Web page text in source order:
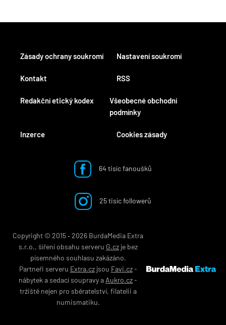
Kontakt
Redakční etický kodex
Inzerce
RSS
Všeobecné obchodní
podmínky
Cookies zásady
Zásady ochrany soukromí Nastavení soukromí
64 tisíc fanoušků
25 tisíc followerů
Copyright © 2015 ‐ 2026 BurdaMedia Extra
s.r.o., šíření obsahu serveru G.czje bez
písemného souhlasu zakázáno.
Partneři serveru Extra.czjsou Favi.cz-
nábytek a sedací soupravya Aukro.cz-
tržiště nejen pro sběratelství, filatelii a
numismatiku.